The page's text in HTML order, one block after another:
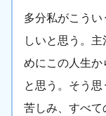
多分私がこう
しいと思う。
めにこの人生
と思う。そう
苦しみ、すべて